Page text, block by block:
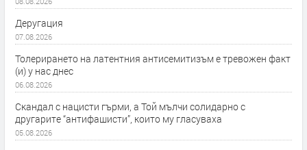
Деругация
07.08.2026
Толерирането на латентния антисемитизъм е тревожен факт
(и) у нас днес
06.08.2026
Скандал с нацисти гърми, а Той мълчи солидарно с
другарите “антифашисти”, които му гласуваха
05.08.2026